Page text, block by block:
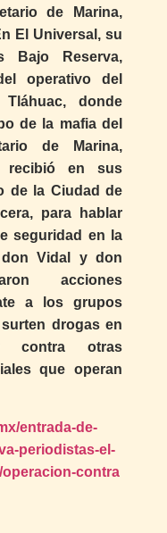
de Marina,
El Universal, su
Bajo Reserva,
operativo del
donde
de la mafia del
de Marina,
recibió en sus
de la Ciudad de
para hablar
seguridad en la
Vidal y don
acciones
a los grupos
drogas en
contra otras
que operan
entrada-de-
periodistas-el-
operacion-contra